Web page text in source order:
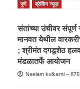
पुणे
ब्रेकिंग न्यूज़
संतांच्या उंचीवर
मानवत येथील
; श्रीमंत दगडूशेठ
मंडळातर्फे आयोजन
Neelam kulkarni –